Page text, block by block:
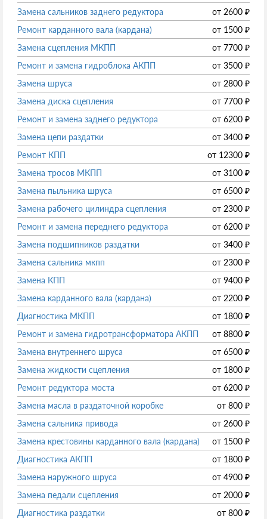
Замена сальников заднего редуктора
от 2600 ₽
Ремонт карданного вала (кардана)
от 1500 ₽
Замена сцепления МКПП
от 7700 ₽
Ремонт и замена гидроблока АКПП
от 3500 ₽
Замена шруса
от 2800 ₽
Замена диска сцепления
от 7700 ₽
Ремонт и замена заднего редуктора
от 6200 ₽
Замена цепи раздатки
от 3400 ₽
Ремонт КПП
от 12300 ₽
Замена тросов МКПП
от 3100 ₽
Замена пыльника шруса
от 6500 ₽
Замена рабочего цилиндра сцепления
от 2300 ₽
Ремонт и замена переднего редуктора
от 6200 ₽
Замена подшипников раздатки
от 3400 ₽
Замена сальника мкпп
от 2300 ₽
Замена КПП
от 9400 ₽
Замена карданного вала (кардана)
от 2200 ₽
Диагностика МКПП
от 1800 ₽
Ремонт и замена гидротрансформатора АКПП
от 8800 ₽
Замена внутреннего шруса
от 6500 ₽
Замена жидкости сцепления
от 1800 ₽
Ремонт редуктора моста
от 6200 ₽
Замена масла в раздаточной коробке
от 800 ₽
Замена сальника привода
от 2600 ₽
Замена крестовины карданного вала (кардана)
от 1500 ₽
Диагностика АКПП
от 1800 ₽
Замена наружного шруса
от 4900 ₽
Замена педали сцепления
от 2000 ₽
Диагностика раздатки
от 800 ₽